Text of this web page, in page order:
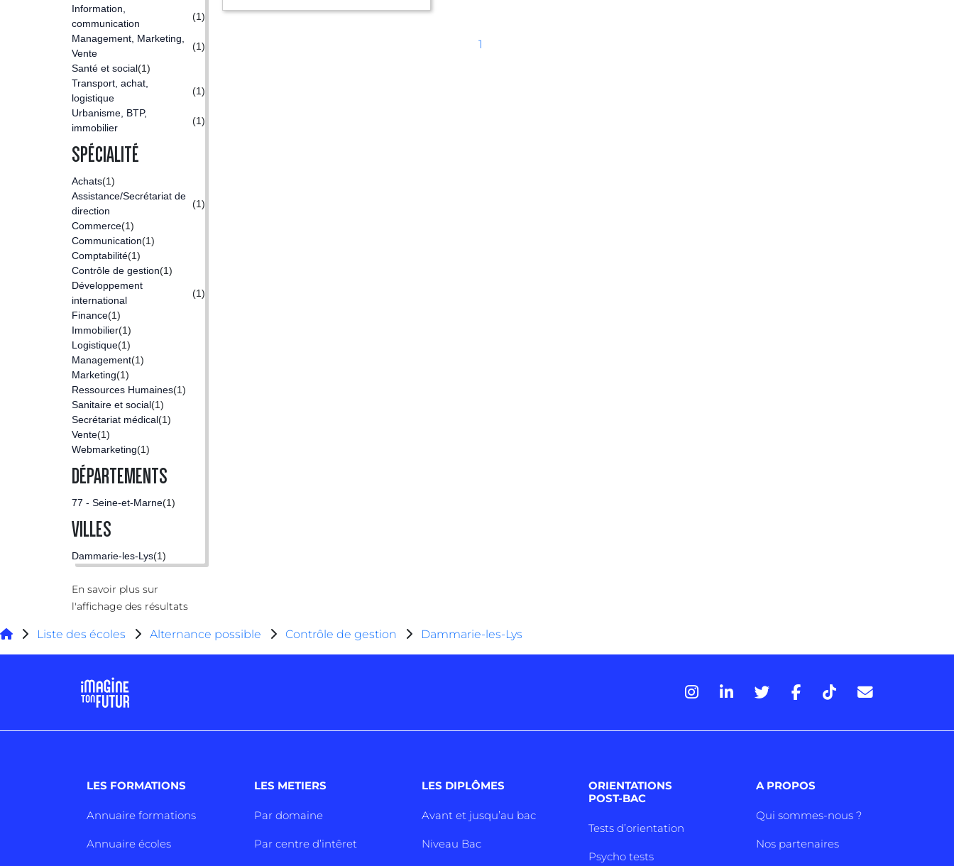
Information,
communication
(1)
Management, Marketing,
Vente
(1)
Santé et social(1)
Transport, achat,
logistique
(1)
Urbanisme, BTP,
immobilier
(1)
SPÉCIALITÉ
Achats(1)
Assistance/Secrétariat de
direction
(1)
Commerce(1)
Communication(1)
Comptabilité(1)
Contrôle de gestion(1)
Développement
international
(1)
Finance(1)
Immobilier(1)
Logistique(1)
Management(1)
Marketing(1)
Ressources Humaines(1)
Sanitaire et social(1)
Secrétariat médical(1)
Vente(1)
Webmarketing(1)
DÉPARTEMENTS
77 - Seine-et-Marne(1)
VILLES
Dammarie-les-Lys(1)
En savoir plus sur
l'affichage des résultats
1
Liste des écoles Alternance possible Contrôle de gestion Dammarie-les-Lys
LES FORMATIONS
Annuaire formations
Annuaire écoles
LES METIERS
Par domaine
Par centre d’intêret
LES DIPLÔMES
Avant et jusqu’au bac
Niveau Bac
ORIENTATIONS
POST-BAC
Tests d’orientation
Psycho tests
A PROPOS
Qui sommes-nous ?
Nos partenaires